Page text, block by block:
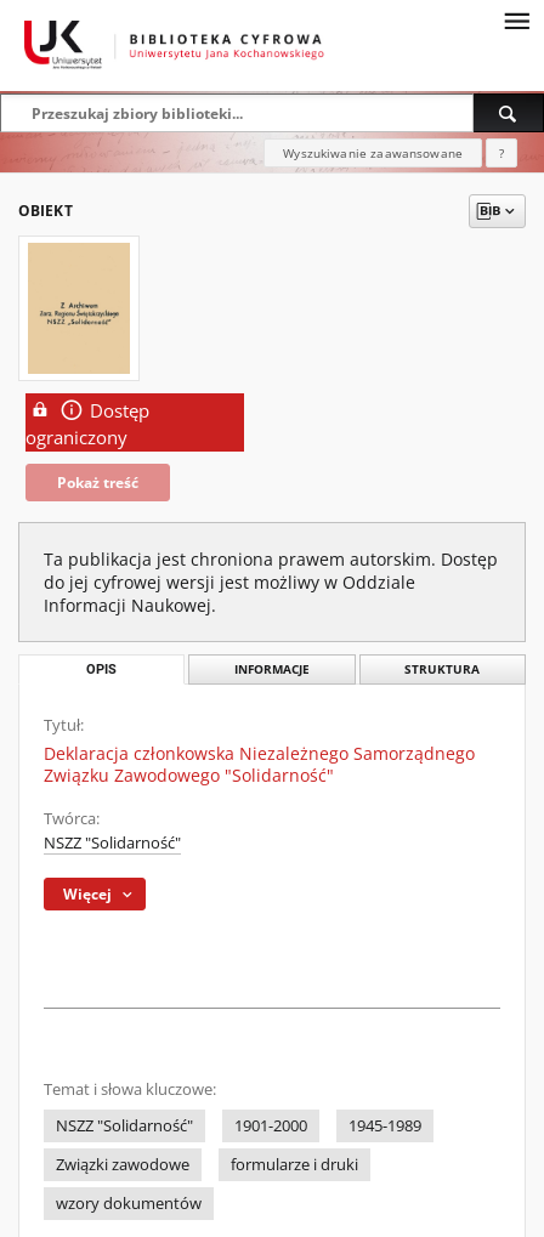
Wyszukiwanie zaawansowane ?
OBIEKT
Dostęp
ograniczony
Pokaż treść
Ta publikacja jest chroniona prawem autorskim. Dostęp
do jej cyfrowej wersji jest możliwy w Oddziale
Informacji Naukowej.
OPIS INFORMACJE STRUKTURA
Tytuł:
Deklaracja członkowska Niezależnego Samorządnego
Związku Zawodowego "Solidarność"
Twórca:
NSZZ "Solidarność"
Więcej
Temat i słowa kluczowe:
NSZZ "Solidarność"
1901-2000
1945-1989
Związki zawodowe
formularze i druki
wzory dokumentów